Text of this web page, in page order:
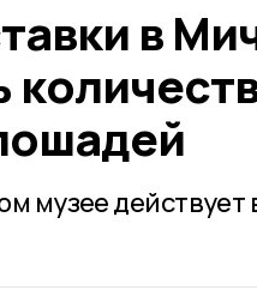
в
музее действует